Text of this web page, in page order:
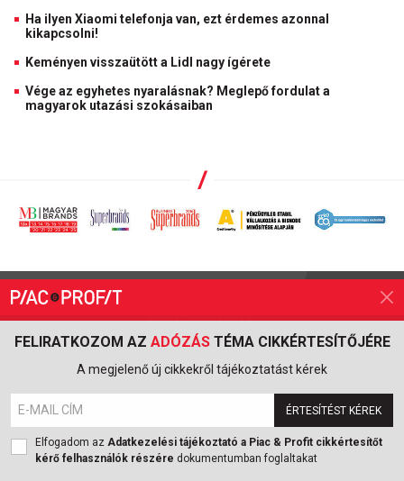
FELIRATKOZOM AZ ADÓZÁSTÉMA CIKKÉRTESÍTŐJÉRE
A megjelenő új cikkekről tájékoztatást kérek
ÉRTESÍTÉST KÉREK
Elfogadom az Adatkezelési tájékoztató a Piac & Profit cikkértesítőt
kérő felhasználók részére dokumentumban foglaltakat
Ha ilyen Xiaomi telefonja van, ezt érdemes azonnal
kikapcsolni!
Keményen visszaütött a Lidl nagy ígérete
Vége az egyhetes nyaralásnak? Meglepő fordulat a
magyarok utazási szokásaiban
ÁSZF